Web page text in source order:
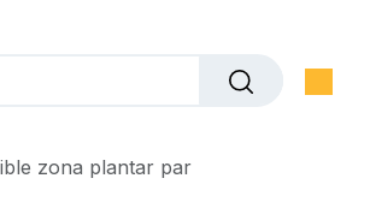
zona plantar par